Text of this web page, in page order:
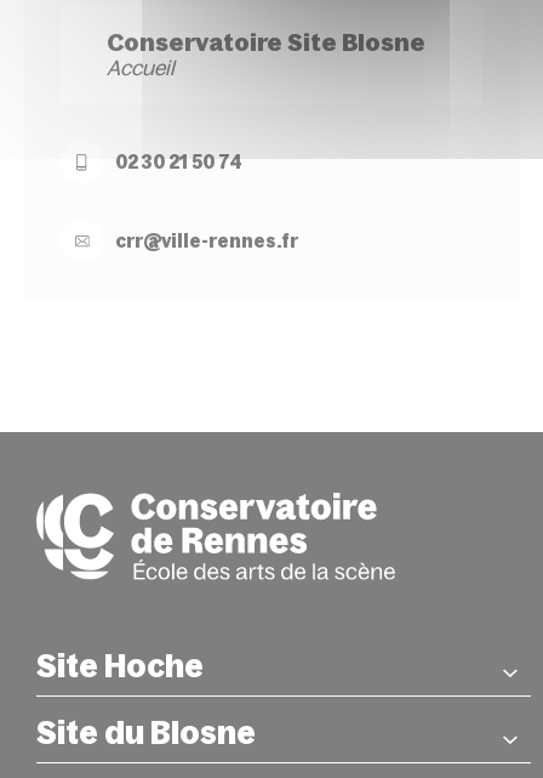
Conservatoire Site Blosne
Accueil
02 30 21 50 74
crr@ville-rennes.fr
Site Hoche
COORDONNÉES
26 rue Hoche – Rennes
Site du Blosne